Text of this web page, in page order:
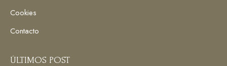
Cookies
Contacto
ÚLTIMOS POST